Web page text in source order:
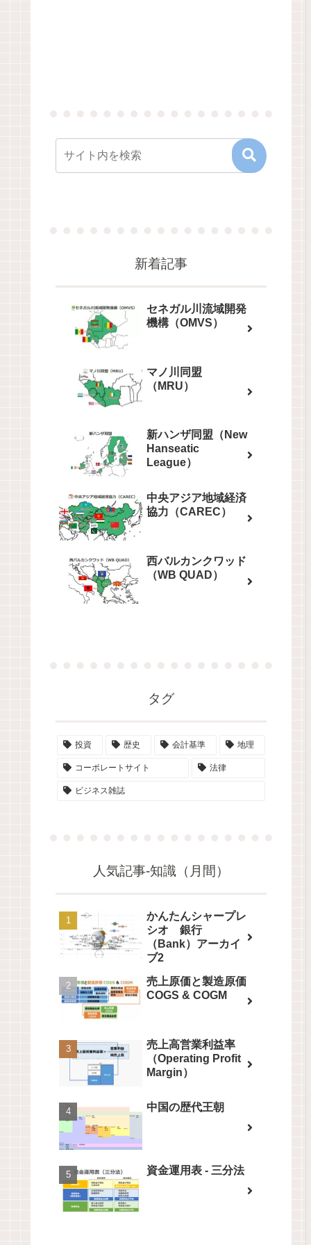
新着記事
セネガル川流域開発
機構（OMVS）
マノ川同盟
（MRU）
新ハンザ同盟（New
Hanseatic
League）
中央アジア地域経済
協力（CAREC）
西バルカンクワッド
（WB QUAD）
タグ
投資 歴史 会計基準 地理
コーポレートサイト 法律
ビジネス雑誌
人気記事-知識（月間）
かんたんシャープレ
シオ 銀行
（Bank）アーカイ
ブ2
売上原価と製造原価
COGS & COGM
売上高営業利益率
（Operating Profit
Margin）
中国の歴代王朝
資金運用表 - 三分法